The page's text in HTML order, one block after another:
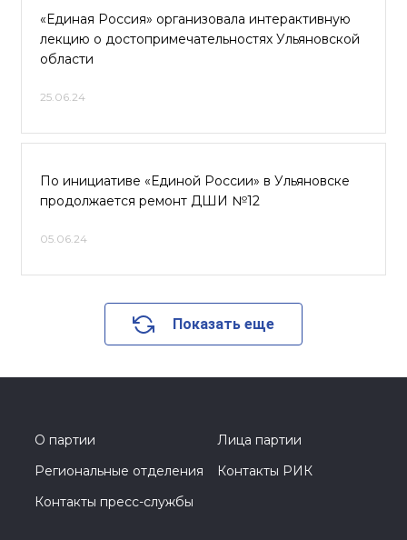
«Единая Россия» организовала интерактивную
лекцию о достопримечательностях Ульяновской
области
25.06.24
По инициативе «Единой России» в Ульяновске
продолжается ремонт ДШИ №12
05.06.24
Показать еще
О партии
Лица партии
Региональные отделения
Контакты РИК
Контакты пресс-службы